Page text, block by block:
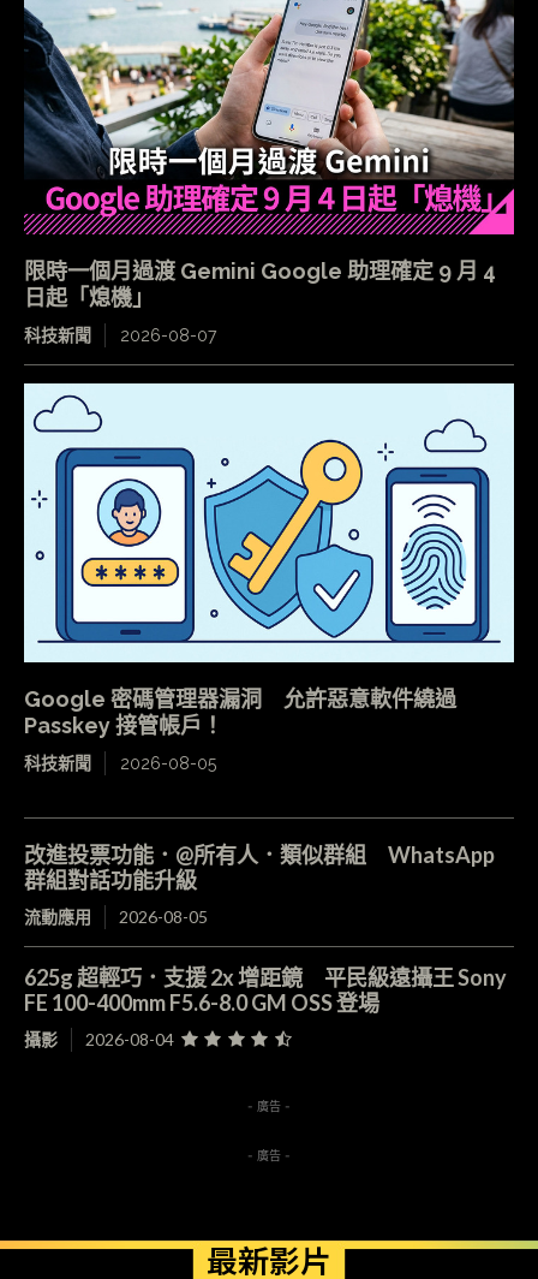
限時一個月過渡 Gemini Google 助理確定 9 月 4
日起「熄機」
科技新聞 2026-08-07
Google 密碼管理器漏洞 允許惡意軟件繞過
Passkey 接管帳戶！
科技新聞 2026-08-05
改進投票功能．@所有人．類似群組 WhatsApp
群組對話功能升級
流動應用 2026-08-05
625g 超輕巧．支援 2x 增距鏡 平民級遠攝王 Sony
FE 100-400mm F5.6-8.0 GM OSS 登場
攝影 2026-08-04
- 廣告 -
- 廣告 -
最新影片